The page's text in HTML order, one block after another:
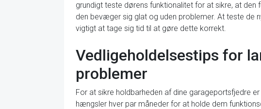
grundigt teste dørens funktionalitet for at sikre, at
den bevæger sig glat og uden problemer. At teste de
vigtigt at tage sig tid til at gøre dette korrekt.
Vedligeholdelsestips for
problemer
For at sikre holdbarheden af dine garageportsfjedre
hængsler hver par måneder for at holde dem